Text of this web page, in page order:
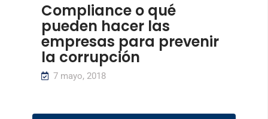
Compliance o qué
pueden hacer las
empresas para prevenir
la corrupción
7 mayo, 2018